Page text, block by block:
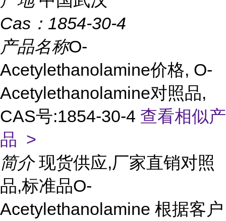
Cas： 1854-30-4
产品名称O-
Acetylethanolamine价格, O-
Acetylethanolamine对照品,
CAS号:1854-30-4 查看相似产
品 >
简介 现货供应,厂家直销对照
品,标准品O-
Acetylethanolamine 根据客户